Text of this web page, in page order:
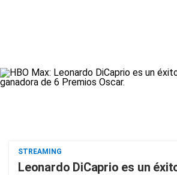
STREAMING
Leonardo DiCaprio es un